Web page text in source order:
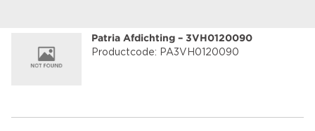
Patria Afdichting – 3VH0120090
Productcode: PA3VH0120090